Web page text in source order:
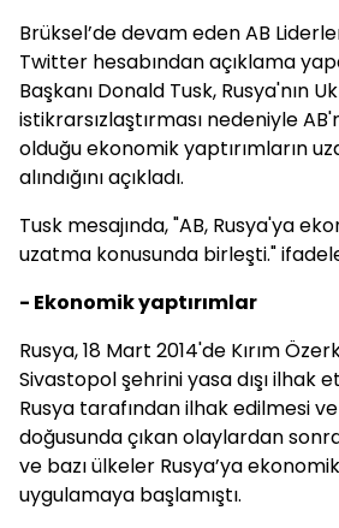
Brüksel’de devam eden AB
Twitter hesabından açıklama
Başkanı Donald Tusk, Rusya'nın
istikrarsızlaştırması nedeniyle
olduğu ekonomik yaptırımların
alındığını açıkladı.
Tusk mesajında, "AB, Rusya'ya
uzatma konusunda birleşti."
- Ekonomik yaptırımlar
Rusya, 18 Mart 2014'de Kırım
Sivastopol şehrini yasa dışı ilhak
Rusya tarafından ilhak edilmesi
doğusunda çıkan olaylardan
ve bazı ülkeler Rusya’ya
uygulamaya başlamıştı.